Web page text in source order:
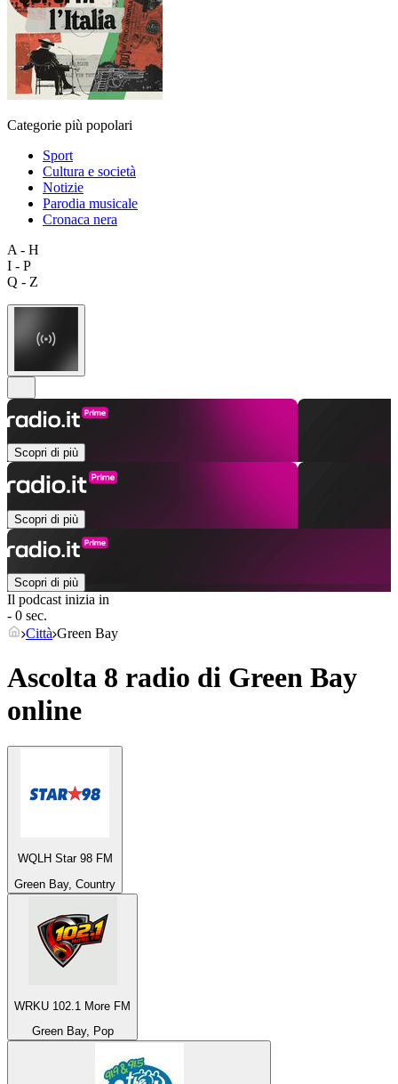
Categorie più popolari
Sport
Cultura e società
Notizie
Parodia musicale
Cronaca nera
A - H
I - P
Q - Z
Scopri di più
Scopri di più
Scopri di più
Il podcast inizia in
- 0 sec.
Città Green Bay
Ascolta 8 radio di Green Bay
online
WQLH Star 98 FM
Green Bay, Country
WRKU 102.1 More FM
Green Bay, Pop